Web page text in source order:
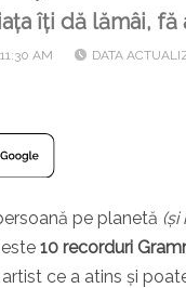
îți dă lămâi,
AM DATA
pe planetă (și
10 recorduri
ce a atins și